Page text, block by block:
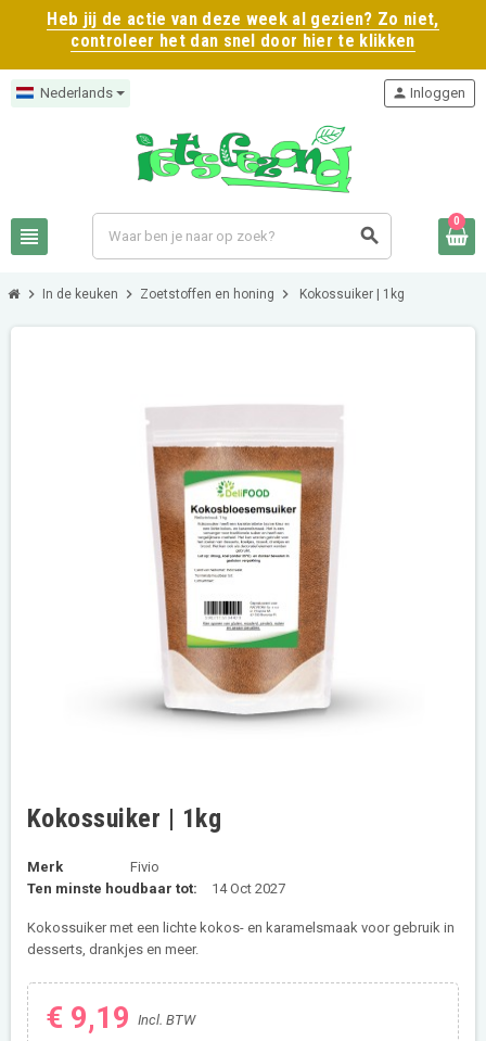
Heb jij de actie van deze week al gezien? Zo niet,
controleer het dan snel door hier te klikken
Nederlands
view_headline search
person Inloggen
0
chevron_right In de keuken chevron_right Zoetstoffen en honing chevron_right Kokossuiker | 1kg
Kokossuiker | 1kg
Merk
Fivio
Ten minste houdbaar tot:
14 Oct 2027
Kokossuiker met een lichte kokos- en karamelsmaak voor gebruik in
desserts, drankjes en meer.
€ 9,19 Incl. BTW